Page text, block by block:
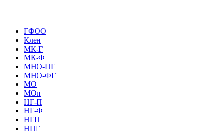
ГФОО
Клен
МК-Г
МК-Ф
МНО-ПГ
МНО-ФГ
МО
МОп
НГ-П
НГ-Ф
НГП
НПГ